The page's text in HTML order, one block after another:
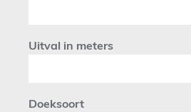
Uitval in meters
Doeksoort